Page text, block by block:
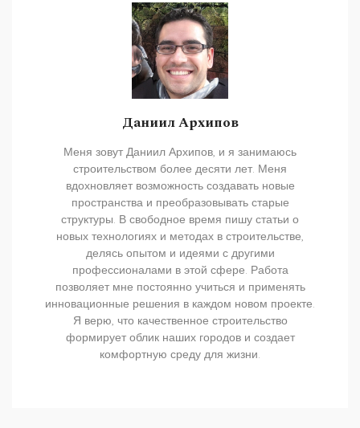
Даниил Архипов
Меня зовут Даниил Архипов, и я занимаюсь
строительством более десяти лет. Меня
вдохновляет возможность создавать новые
пространства и преобразовывать старые
структуры. В свободное время пишу статьи о
новых технологиях и методах в строительстве,
делясь опытом и идеями с другими
профессионалами в этой сфере. Работа
позволяет мне постоянно учиться и применять
инновационные решения в каждом новом проекте.
Я верю, что качественное строительство
формирует облик наших городов и создает
комфортную среду для жизни.